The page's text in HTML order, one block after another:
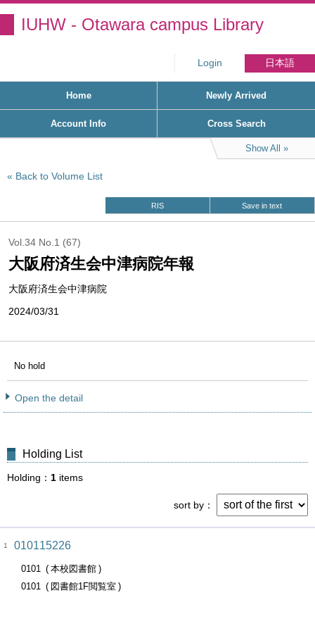
IUHW - Otawara campus Library
Login 日本語
Home Newly Arrived
Account Info Cross Search
Show All
Back to Volume List
RIS Save in text
Vol.34 No.1 (67)
大阪府済生会中津病院年報
大阪府済生会中津病院
2024/03/31
No hold
Open the detail
Holding List
Holding 1 items
sort by
1 010115226
0101
本校図書館
0101
図書館1F閲覧室